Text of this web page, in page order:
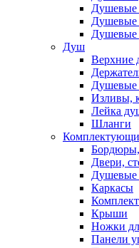
Душевые
Душевые
Душевые
Душ
Верхние
Душевые
Изливы,
Лейка
Шланги
Бордюры,
Двери,
Душевые
Каркасы
Крыши
Ножки
Панели